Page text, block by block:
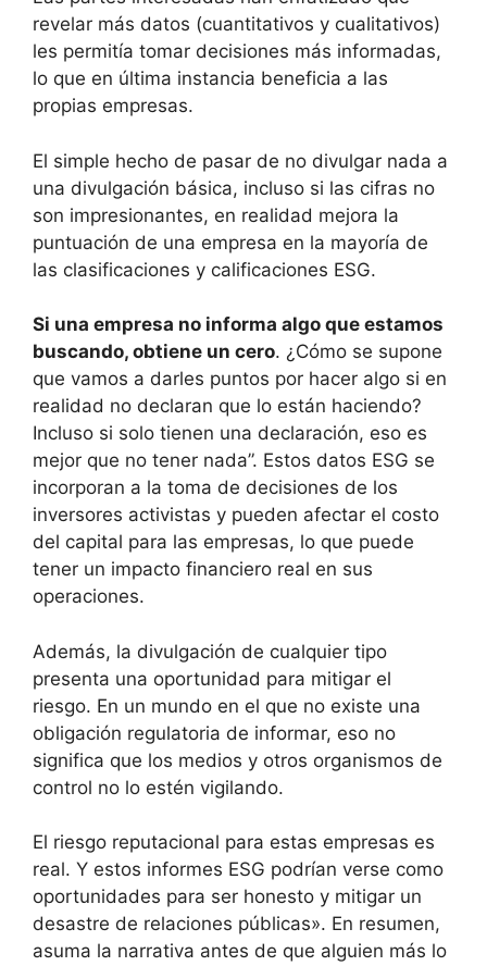
revelar más datos (cuantitativos y cualitativos)
les permitía tomar decisiones más informadas,
lo que en última instancia beneficia a las
propias empresas.
El simple hecho de pasar de no divulgar nada a
una divulgación básica, incluso si las cifras no
son impresionantes, en realidad mejora la
puntuación de una empresa en la mayoría de
las clasificaciones y calificaciones ESG.
Si una empresa no informa algo que estamos
buscando, obtiene un cero. ¿Cómo se supone
que vamos a darles puntos por hacer algo si en
realidad no declaran que lo están haciendo?
Incluso si solo tienen una declaración, eso es
mejor que no tener nada”. Estos datos ESG se
incorporan a la toma de decisiones de los
inversores activistas y pueden afectar el costo
del capital para las empresas, lo que puede
tener un impacto financiero real en sus
operaciones.
Además, la divulgación de cualquier tipo
presenta una oportunidad para mitigar el
riesgo. En un mundo en el que no existe una
obligación regulatoria de informar, eso no
significa que los medios y otros organismos de
control no lo estén vigilando.
El riesgo reputacional para estas empresas es
real. Y estos informes ESG podrían verse como
oportunidades para ser honesto y mitigar un
desastre de relaciones públicas». En resumen,
asuma la narrativa antes de que alguien más lo